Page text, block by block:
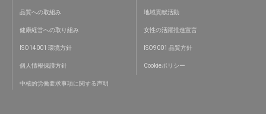
品質への取組み 地域貢献活動
健康経営への取り組み 女性の活躍推進宣言
ISO14001 環境方針 ISO9001 品質方針
個人情報保護方針 Cookieポリシー
中核的労働要求事項に関する声明